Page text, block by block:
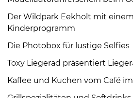
Der Wildpark Eekholt mit
Kinderprogramm
Die Photobox für lustige Selfies
Toxy Liegerad präsentiert
Kaffee und Kuchen vom Café